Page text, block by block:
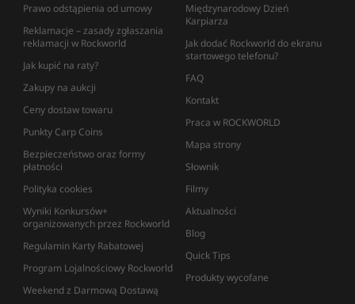
Prawo odstąpienia od umowy
Reklamacje – zasady zgłaszania
reklamacji w Rockworld
Jak kupić na raty?
Zakupy na aukcji
Ceny dostaw towaru
Punkty Carp Coins
Bezpieczeństwo oraz formy
płatności
Polityka cookies
Wyniki Konkursów+
organizowanych przez Rockworld
Regulamin Karty Rabatowej
Program Lojalnościowy Rockworld
Weekend z Darmową Dostawą
Międzynarodowy Dzień
Karpiarza
Jak dodać Rockworld do ekranu
startowego telefonu?
FAQ
Kontakt
Praca w ROCKWORLD
Mapa strony
Słownik
Filmy
Aktualności
Blog
Quick Tips
Produkty wycofane